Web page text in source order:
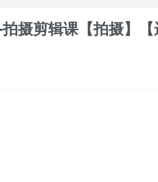
拍摄剪辑课【拍摄】